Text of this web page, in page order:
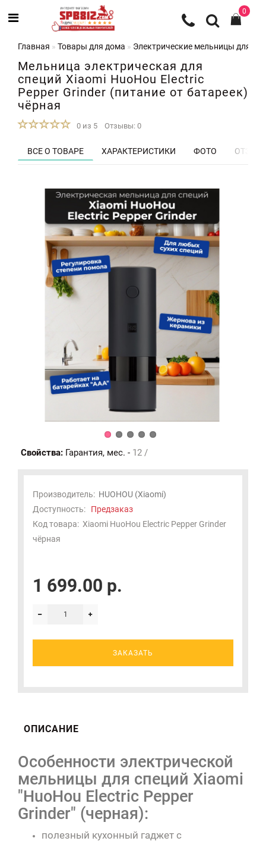
0
Главная Товары для дома Электрические мельницы для
Мельница электрическая для
специй Xiaomi HuoHou Electric
Pepper Grinder (питание от батареек)
чёрная
0 из 5 Отзывы: 0
ВСЕ О ТОВАРЕ ХАРАКТЕРИСТИКИ ФОТО
Свойства: Гарантия, мес. - 12 /
Производитель: HUOHOU (Xiaomi)
Доступность: Предзаказ
Код товара: Xiaomi HuoHou Electric Pepper Grinder
чёрная
1 699.00 р.
ЗАКАЗАТЬ
ОПИСАНИЕ
Особенности электрической
мельницы для специй Xiaomi
"HuoHou Electric Pepper
Grinder" (черная):
полезный кухонный гаджет с